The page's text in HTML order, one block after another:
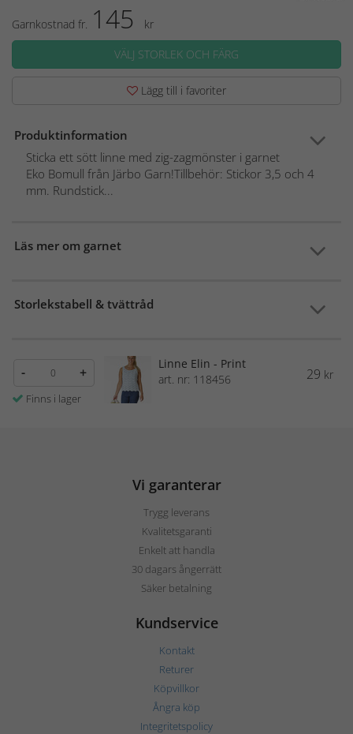
Garnkostnad fr. 145
kr
VÄLJ STORLEK OCH FÄRG
Lägg till i favoriter
Produktinformation
Sticka ett sött linne med zig-zagmönster i garnet
Eko Bomull från Järbo Garn!Tillbehör: Stickor 3,5 och 4
mm. Rundstick...
Läs mer om garnet
Storlekstabell & tvättråd
- +
Finns i lager
Linne Elin - Print
art. nr: 118456
29 kr
Vi garanterar
Trygg leverans
Kvalitetsgaranti
Enkelt att handla
30 dagars ångerrätt
Säker betalning
Kundservice
Kontakt
Returer
Köpvillkor
Ångra köp
Integritetspolicy